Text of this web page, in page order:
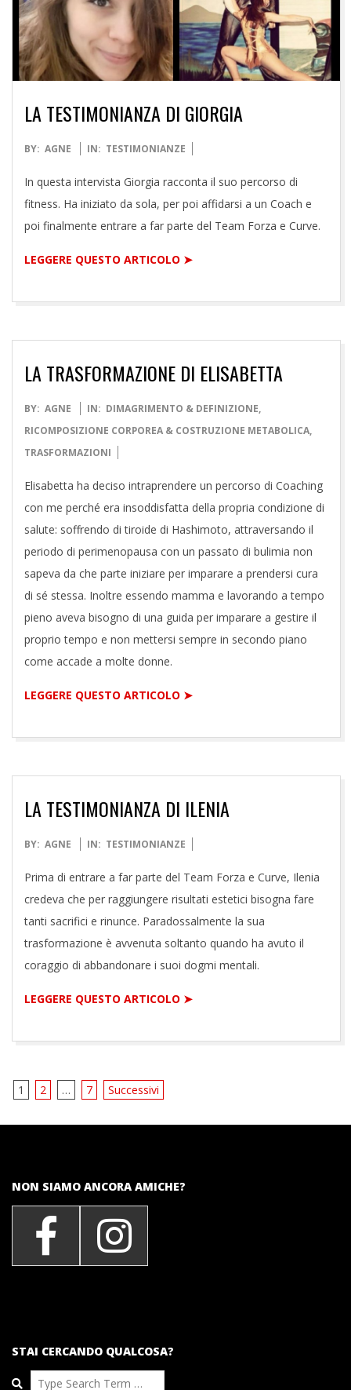
LA TESTIMONIANZA DI GIORGIA
2021-
24
BY: AGNE IN: TESTIMONIANZE
In questa intervista Giorgia racconta il suo percorso di
fitness. Ha iniziato da sola, per poi affidarsi a un Coach e
poi finalmente entrare a far parte del Team Forza e Curve.
LEGGERE QUESTO ARTICOLO ➤
LA TRASFORMAZIONE DI ELISABETTA
2021-
05-
12
BY: AGNE IN: DIMAGRIMENTO & DEFINIZIONE,
RICOMPOSIZIONE CORPOREA & COSTRUZIONE METABOLICA,
TRASFORMAZIONI
Elisabetta ha deciso intraprendere un percorso di Coaching
con me perché era insoddisfatta della propria condizione di
salute: soffrendo di tiroide di Hashimoto, attraversando il
periodo di perimenopausa con un passato di bulimia non
sapeva da che parte iniziare per imparare a prendersi cura
di sé stessa. Inoltre essendo mamma e lavorando a tempo
pieno aveva bisogno di una guida per imparare a gestire il
proprio tempo e non mettersi sempre in secondo piano
come accade a molte donne.
LEGGERE QUESTO ARTICOLO ➤
LA TESTIMONIANZA DI ILENIA
2021-
06
BY: AGNE IN: TESTIMONIANZE
Prima di entrare a far parte del Team Forza e Curve, Ilenia
credeva che per raggiungere risultati estetici bisogna fare
tanti sacrifici e rinunce. Paradossalmente la sua
trasformazione è avvenuta soltanto quando ha avuto il
coraggio di abbandonare i suoi dogmi mentali.
LEGGERE QUESTO ARTICOLO ➤
Navigazione
articoli
1 2 … 7 Successivi
NON SIAMO ANCORA AMICHE?
STAI CERCANDO QUALCOSA?
Search